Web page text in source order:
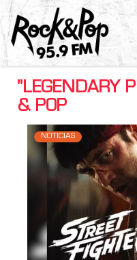
"LEGENDARY
& POP
NOTICIAS